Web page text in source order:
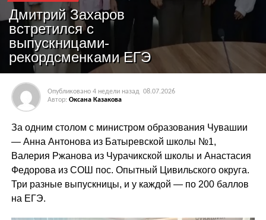
Дмитрий Захаров
встретился с
выпускницами-
рекордсменками ЕГЭ
Опубликовано 4 недели назад 08.07.2026
Автор: Оксана Казакова
За одним столом с министром образования Чувашии
— Анна Антонова из Батыревской школы №1,
Валерия Ржанова из Чурачикской школы и Анастасия
Федорова из СОШ пос. Опытный Цивильского округа.
Три разные выпускницы, и у каждой — по 200 баллов
на ЕГЭ.